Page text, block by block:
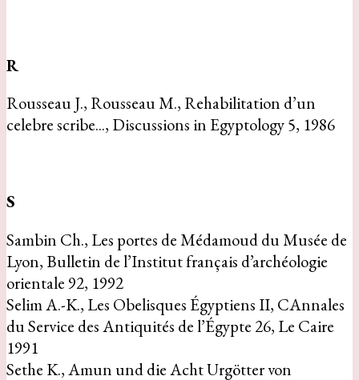
R
Rousseau J., Rousseau M., Rehabilitation d’un
celebre scribe..., Discussions in Egyptology 5, 1986
S
Sambin Ch., Les portes de Médamoud du Musée de
Lyon, Bulletin de l’Institut français d’archéologie
orientale 92, 1992
Selim A.-K., Les Obelisques Égyptiens II, CAnnales
du Service des Antiquités de l’Égypte 26, Le Caire
1991
Sethe K., Amun und die Acht Urgötter von